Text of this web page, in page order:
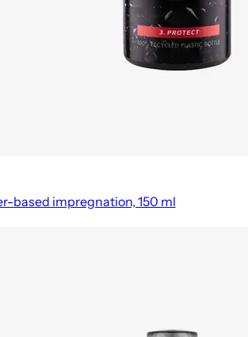
based impregnation, 150 ml